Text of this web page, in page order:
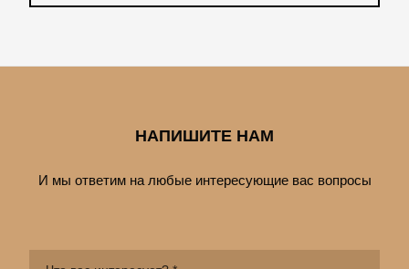
НАПИШИТЕ НАМ
И мы ответим на любые интересующие вас вопросы